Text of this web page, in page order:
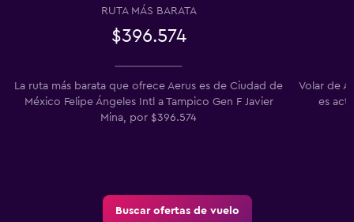
RUTA MÁS BARATA
$396.574
La ruta más barata que ofrece Aerus es de Ciudad de
México Felipe Ángeles Intl a Tampico Gen F Javier
Mina, por $396.574
Volar de
es
Buscar ofertas de vuelo